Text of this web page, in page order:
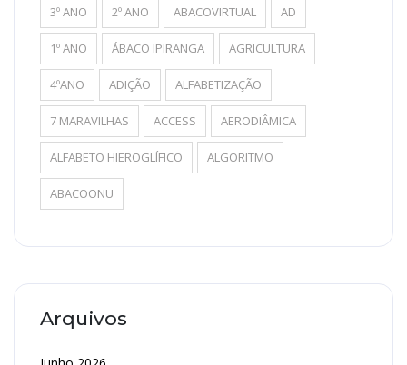
3º ANO 2º ANO ABACOVIRTUAL AD
1º ANO ÁBACO IPIRANGA AGRICULTURA
4ºANO ADIÇÃO ALFABETIZAÇÃO
7 MARAVILHAS ACCESS AERODIÂMICA
ALFABETO HIEROGLÍFICO ALGORITMO
ABACOONU
Arquivos